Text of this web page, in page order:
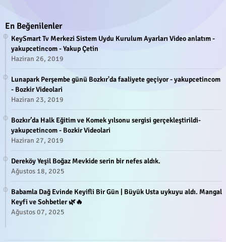
En Beğenilenler
KeySmart Tv Merkezi Sistem Uydu Kurulum Ayarları Video anlatım -
yakupcetincom - Yakup Çetin
Haziran 26, 2019
Lunapark Perşembe günü Bozkır'da faaliyete geçiyor - yakupcetincom
- Bozkir Videolari
Haziran 23, 2019
Bozkır’da Halk Eğitim ve Komek yılsonu sergisi gerçekleştirildi-
yakupcetincom - Bozkir Videolari
Haziran 27, 2019
Dereköy Yeşil Boğaz Mevkide serin bir nefes aldık.
Ağustos 18, 2025
Babamla Dağ Evinde Keyifli Bir Gün | Büyük Usta uykuyu aldı. Mangal
Keyfi ve Sohbetler 🌿🔥
Ağustos 07, 2025